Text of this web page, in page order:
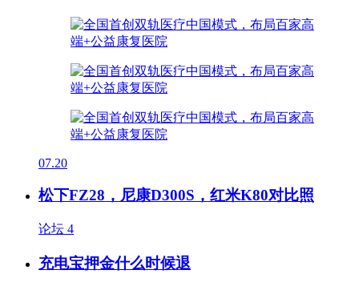
07.20
松下FZ28，尼康D300S，红米K80对比照
论坛 4
充电宝押金什么时候退